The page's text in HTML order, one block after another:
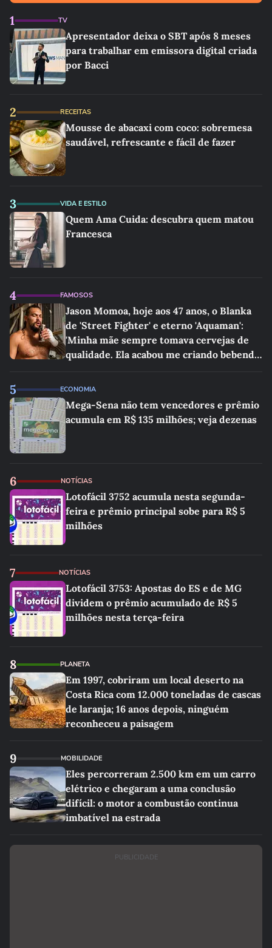
1 TV
Apresentador deixa o SBT após 8 meses
para trabalhar em emissora digital criada
por Bacci
2 RECEITAS
Mousse de abacaxi com coco: sobremesa
saudável, refrescante e fácil de fazer
3 VIDA E ESTILO
Quem Ama Cuida: descubra quem matou
Francesca
4 FAMOSOS
Jason Momoa, hoje aos 47 anos, o Blanka
de 'Street Fighter' e eterno 'Aquaman':
'Minha mãe sempre tomava cervejas de
qualidade. Ela acabou me criando bebendo
5 ECONOMIA
Mega-Sena não tem vencedores e prêmio
acumula em R$ 135 milhões; veja dezenas
6 NOTÍCIAS
Lotofácil 3752 acumula nesta segunda-
feira e prêmio principal sobe para R$ 5
milhões
7 NOTÍCIAS
Lotofácil 3753: Apostas do ES e de MG
dividem o prêmio acumulado de R$ 5
milhões nesta terça-feira
8 PLANETA
Em 1997, cobriram um local deserto na
Costa Rica com 12.000 toneladas de cascas
de laranja; 16 anos depois, ninguém
reconheceu a paisagem
9 MOBILIDADE
Eles percorreram 2.500 km em um carro
elétrico e chegaram a uma conclusão
difícil: o motor a combustão continua
imbatível na estrada
PUBLICIDADE